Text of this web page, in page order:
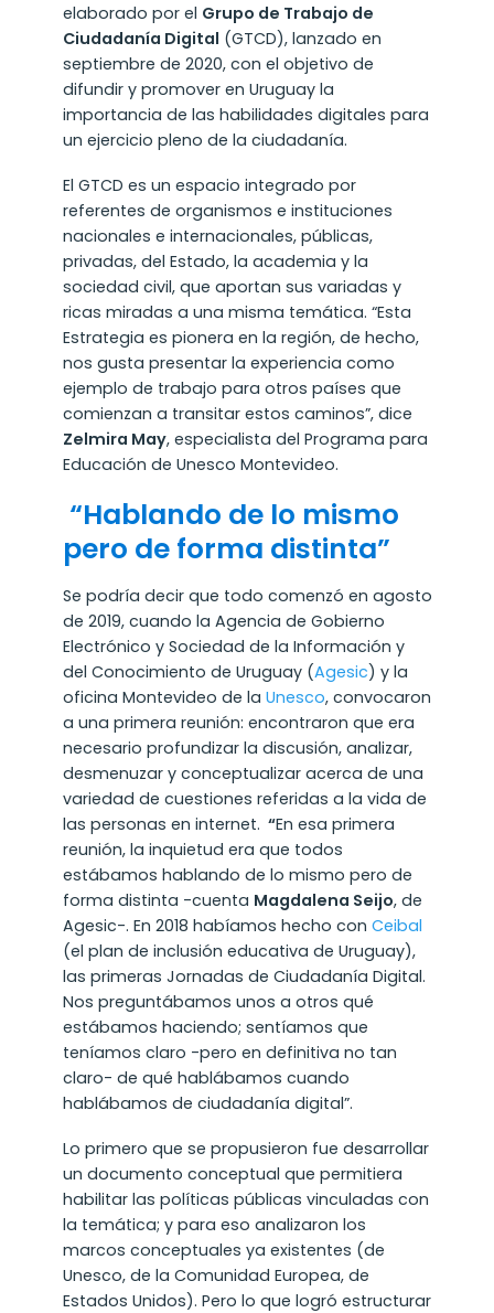
elaborado por el Grupo de Trabajo de
Ciudadanía Digital (GTCD), lanzado en
septiembre de 2020, con el objetivo de
difundir y promover en Uruguay la
importancia de las habilidades digitales para
un ejercicio pleno de la ciudadanía.
El GTCD es un espacio integrado por
referentes de organismos e instituciones
nacionales e internacionales, públicas,
privadas, del Estado, la academia y la
sociedad civil, que aportan sus variadas y
ricas miradas a una misma temática. “Esta
Estrategia es pionera en la región, de hecho,
nos gusta presentar la experiencia como
ejemplo de trabajo para otros países que
comienzan a transitar estos caminos”, dice
Zelmira May, especialista del Programa para
Educación de Unesco Montevideo.
“Hablando de lo mismo
pero de forma distinta”
Se podría decir que todo comenzó en agosto
de 2019, cuando la Agencia de Gobierno
Electrónico y Sociedad de la Información y
del Conocimiento de Uruguay (Agesic) y la
oficina Montevideo de la Unesco, convocaron
a una primera reunión: encontraron que era
necesario profundizar la discusión, analizar,
desmenuzar y conceptualizar acerca de una
variedad de cuestiones referidas a la vida de
las personas en internet. “En esa primera
reunión, la inquietud era que todos
estábamos hablando de lo mismo pero de
forma distinta -cuenta Magdalena Seijo, de
Agesic-. En 2018 habíamos hecho con Ceibal
(el plan de inclusión educativa de Uruguay),
las primeras Jornadas de Ciudadanía Digital.
Nos preguntábamos unos a otros qué
estábamos haciendo; sentíamos que
teníamos claro -pero en definitiva no tan
claro- de qué hablábamos cuando
hablábamos de ciudadanía digital”.
Lo primero que se propusieron fue desarrollar
un documento conceptual que permitiera
habilitar las políticas públicas vinculadas con
la temática; y para eso analizaron los
marcos conceptuales ya existentes (de
Unesco, de la Comunidad Europea, de
Estados Unidos). Pero lo que logró estructurar